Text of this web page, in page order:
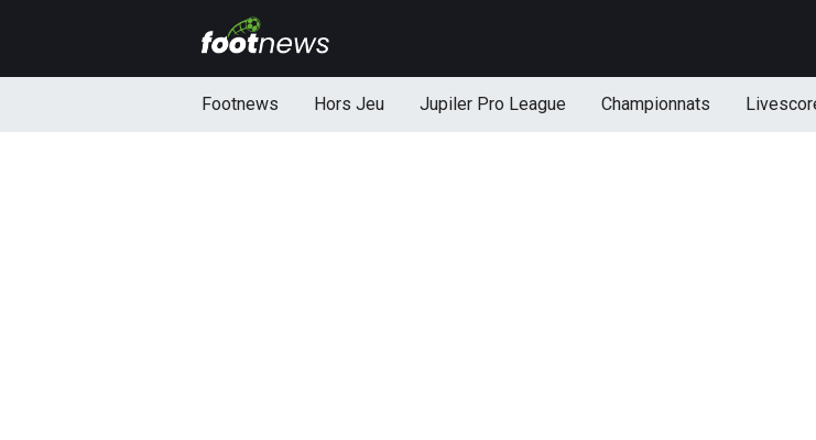
Footnews Hors Jeu Jupiler Pro League Championnats